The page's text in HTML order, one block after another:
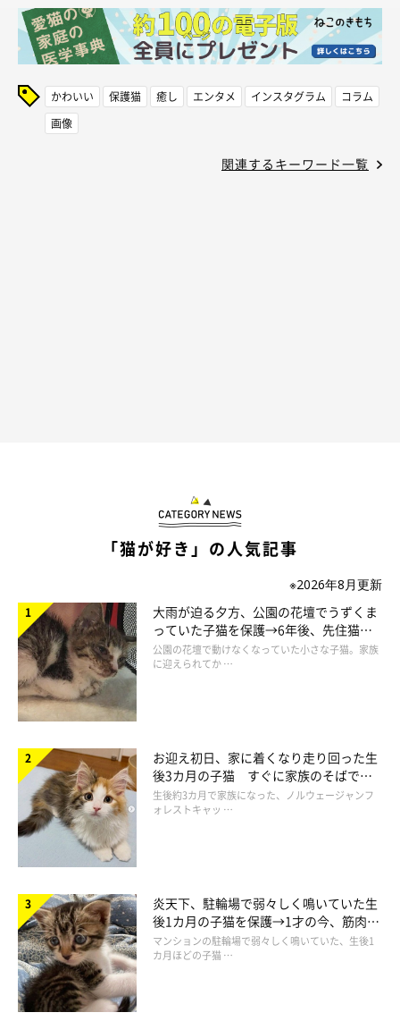
かわいい 保護猫 癒し エンタメ インスタグラム
コラム
画像
関連するキーワード一覧
「猫が好き」の人気記事
※2026年8月更新
大雨が迫る夕方、公園の花壇でうずくま
っていた子猫を保護→6年後、先住猫
と“姉妹”のような関係に
公園の花壇で動けなくなっていた小さな子猫。家族
に迎えられてか …
お迎え初日、家に着くなり走り回った生
後3カ月の子猫 すぐに家族のそばで落
ち着く姿に「迎えてよかった」
生後約3カ月で家族になった、ノルウェージャンフ
ォレストキャッ …
炎天下、駐輪場で弱々しく鳴いていた生
後1カ月の子猫を保護→1才の今、筋肉質
でツンデレなコに成長
マンションの駐輪場で弱々しく鳴いていた、生後1
カ月ほどの子猫 …